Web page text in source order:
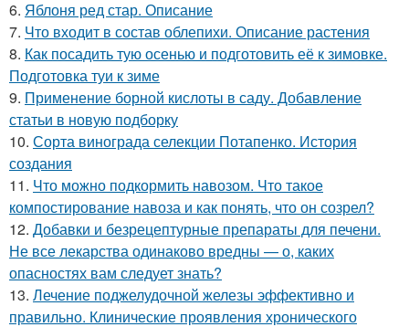
6. Яблоня ред стар. Описание
7. Что входит в состав облепихи. Описание растения
8. Как посадить тую осенью и подготовить её к зимовке.
Подготовка туи к зиме
9. Применение борной кислоты в саду. Добавление
статьи в новую подборку
10. Сорта винограда селекции Потапенко. История
создания
11. Что можно подкормить навозом. Что такое
компостирование навоза и как понять, что он созрел?
12. Добавки и безрецептурные препараты для печени.
Не все лекарства одинаково вредны — о, каких
опасностях вам следует знать?
13. Лечение поджелудочной железы эффективно и
правильно. Клинические проявления хронического